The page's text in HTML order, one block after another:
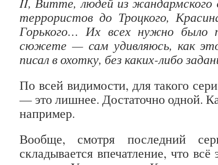
террористов до Троцкого,
Горького… Их всех нужно было
сюжете — сам удивляюсь, как
писал в охотку, без каких-либо
По всей видимости, для такого
— это лишнее. Достаточно одной.
например.
Вообще, смотря последний
складывается впечатление, что